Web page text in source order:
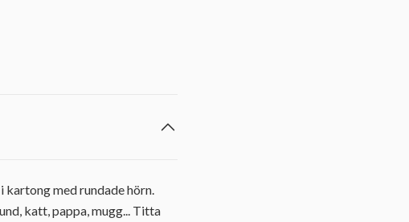
med rundade hörn.
katt, pappa, mugg... Titta